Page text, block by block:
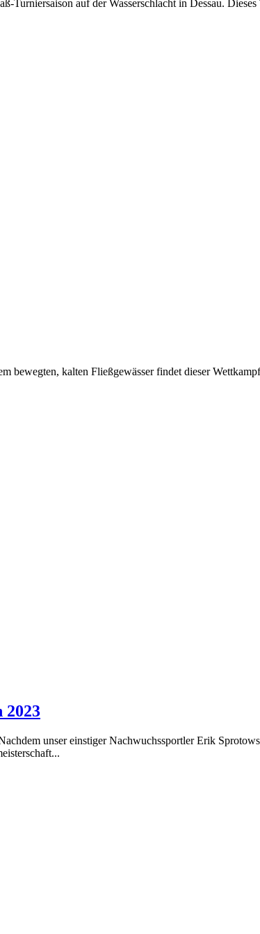
Turniersaison auf der Wasserschlacht in Dessau.
bewegten, kalten Fließgewässer findet dieser
unser einstiger Nachwuchssportler Erik